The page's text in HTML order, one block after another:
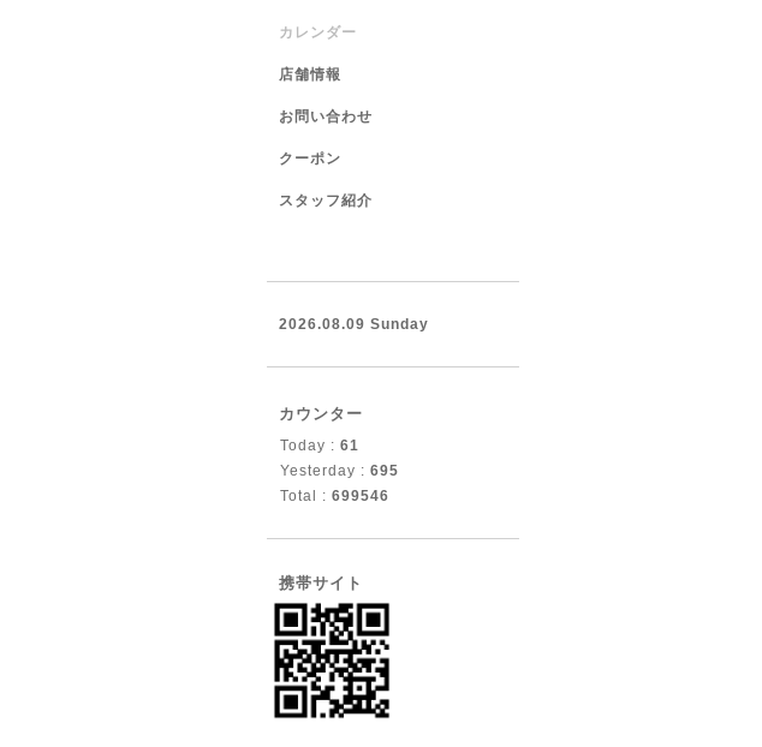
カレンダー
店舗情報
お問い合わせ
クーポン
スタッフ紹介
2026.08.09 Sunday
カウンター
Today : 61
Yesterday : 695
Total : 699546
携帯サイト